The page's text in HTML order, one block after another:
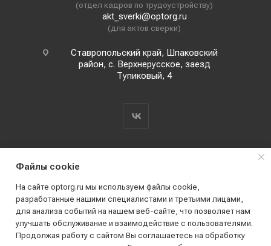
(отдел кадров по трудоустройству)
akt_sverki@optorg.ru
(для актов сверки)
Ставропольский край, Шпаковский
район, с. Верхнерусское, заезд
Тупиковый, 4
2019 - 2026 © АО КПК "Ставропольстройопторг"
Все права защищены
Файлы cookie
На сайте optorg.ru мы используем файлы cookie,
разработанные нашими специалистами и третьими лицами,
для анализа событий на нашем веб-сайте, что позволяет нам
улучшать обслуживание и взаимодействие с пользователями.
Продолжая работу с сайтом Вы соглашаетесь на обработку